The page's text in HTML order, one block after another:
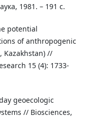
1981. – 191 с.
potential
of anthropogenic
Kazakhstan) //
15 (4): 1733-
geoecologic
// Biosciences,